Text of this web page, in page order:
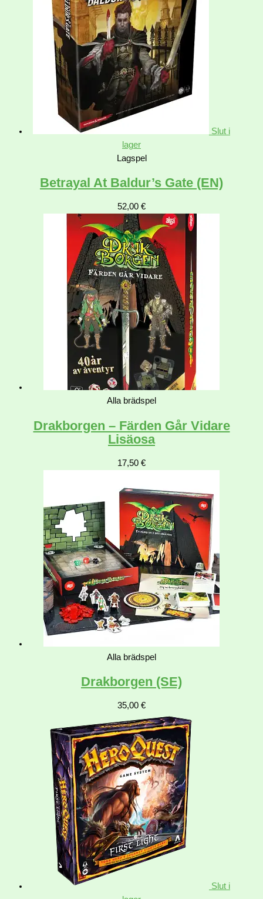
Slut i
lager
Lagspel
Betrayal At Baldur’s Gate (EN)
52,00 €
Alla brädspel
Drakborgen – Färden Går Vidare
Lisäosa
17,50 €
Alla brädspel
Drakborgen (SE)
35,00 €
Slut i